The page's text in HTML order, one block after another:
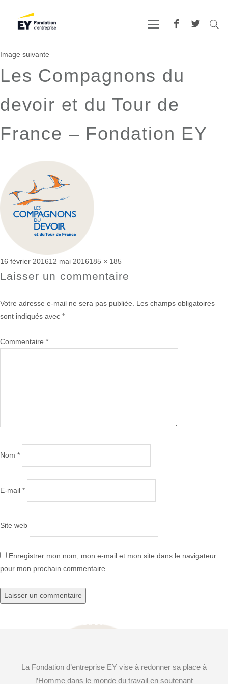
Image suivante
Les Compagnons du
devoir et du Tour de
France – Fondation EY
Publié
le
16 février 201612 mai 2016Taille
réelle
185 × 185
Laisser un commentaire
Votre adresse e-mail ne sera pas publiée.
Les champs obligatoires
sont indiqués avec *
Commentaire *
Nom *
E-mail *
Site web
Enregistrer mon nom, mon e-mail et mon site dans le navigateur
pour mon prochain commentaire.
Navigation
l’article
Compagnons Du Devoir
La Fondation d’entreprise EY vise à redonner sa place à
l’Homme dans le monde du travail en soutenant